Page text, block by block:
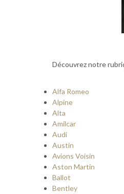
Découvrez notre
Alfa Romeo
Alpine
Alta
Amilcar
Audi
Austin
Avions Voisin
Aston Martin
Ballot
Bentley